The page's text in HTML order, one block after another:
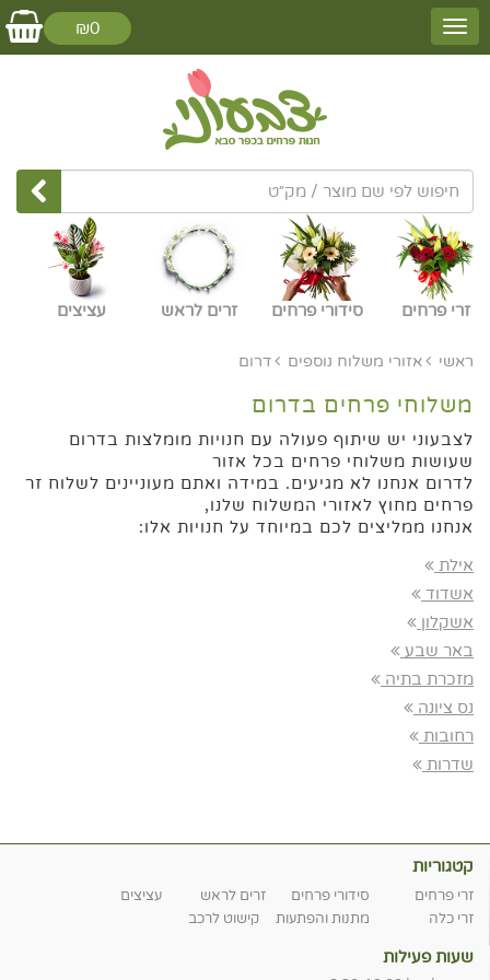
₪0
זרי פרחים סידורי פרחים זרים לראש עציצים
ראשי אזורי משלוח נוספים דרום
משלוחי פרחים בדרום
לצבעוני יש שיתוף פעולה עם חנויות מומלצות בדרום
שעושות משלוחי פרחים בכל אזור
לדרום אנחנו לא מגיעים. במידה ואתם מעוניינים לשלוח זר
פרחים מחוץ לאזורי המשלוח שלנו,
אנחנו ממליצים לכם במיוחד על חנויות אלו:
אילת
אשדוד
אשקלון
באר שבע
מזכרת בתיה
נס ציונה
רחובות
שדרות
קטגוריות
זרי פרחים סידורי פרחים זרים לראש
עציצים
זרי כלה
מתנות והפתעות קישוט לרכב
שעות פעילות